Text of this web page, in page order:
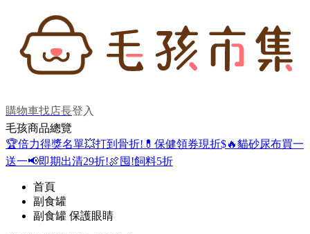
購物車找店長登入
毛孩商品總覽
🏆倍力得獎名單💥打到骨折! 💊保健領券現折$🔥貓砂尿布買一
送一📢即期出清29折!🍖囤!飼料5折
首頁
副食罐
副食罐 保護眼睛